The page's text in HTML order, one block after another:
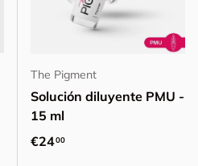
The Pigment
Solución diluyente PMU -
15 ml
Precio normal
€2400